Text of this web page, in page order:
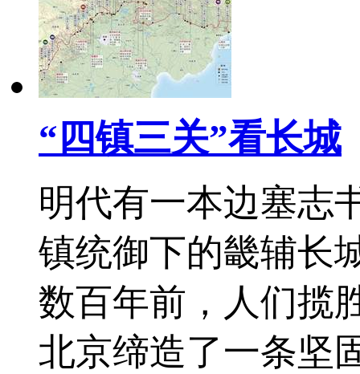
“四镇三关”看长城
明代有一本边塞志
镇统御下的畿辅长
数百年前，人们揽
北京缔造了一条